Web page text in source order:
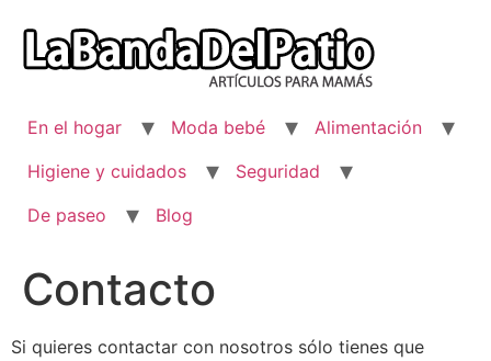
contenido
En el hogar Moda bebé
Alimentación
Higiene y cuidados
Seguridad
De paseo
Blog
Contacto
Si quieres contactar con nosotros sólo tienes que